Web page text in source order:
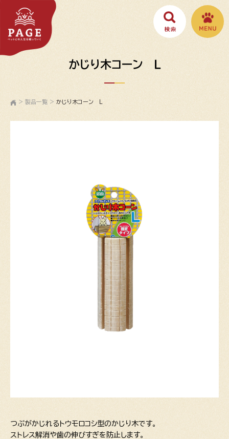
かじり木コーン Ｌ
> 製品一覧 > かじり木コーン Ｌ
つぶがかじれるトウモロコシ型のかじり木です。
ストレス解消や歯の伸びすぎを防止します。